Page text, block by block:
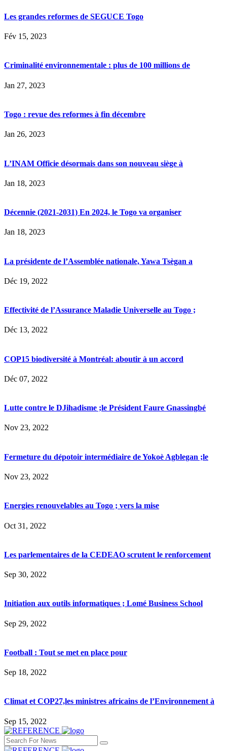
Les grandes reformes de SEGUCE Togo
Fév 15, 2023
Criminalité environnementale : plus de 100 millions de
Jan 27, 2023
Togo : revue des reformes à fin décembre
Jan 26, 2023
L’INAM Officie désormais dans son nouveau siège à
Jan 18, 2023
Décennie (2021-2031) En 2024, le Togo va organiser
Jan 18, 2023
La présidente de l’Assemblée nationale, Yawa Tsègan a
Déc 19, 2022
Effectivité de l’Assurance Maladie Universelle au Togo ;
Déc 13, 2022
COP15 biodiversité à Montréal: aboutir à un accord
Déc 07, 2022
Lutte contre le DJihadisme ;le Président Faure Gnassingbé
Nov 23, 2022
Fermeture du dépotoir intermédiaire de Yokoè Agblegan ;le
Nov 23, 2022
Energies renouvelables au Togo ; vers la mise
Oct 31, 2022
Les parlementaires de la CEDEAO scrutent le renforcement
Sep 30, 2022
Initiation aux outils informatiques ; Lomé Business School
Sep 29, 2022
Football : Tout se met en place pour
Sep 18, 2022
Climat et COP27,les ministres africains de l’Environnement à
Sep 15, 2022